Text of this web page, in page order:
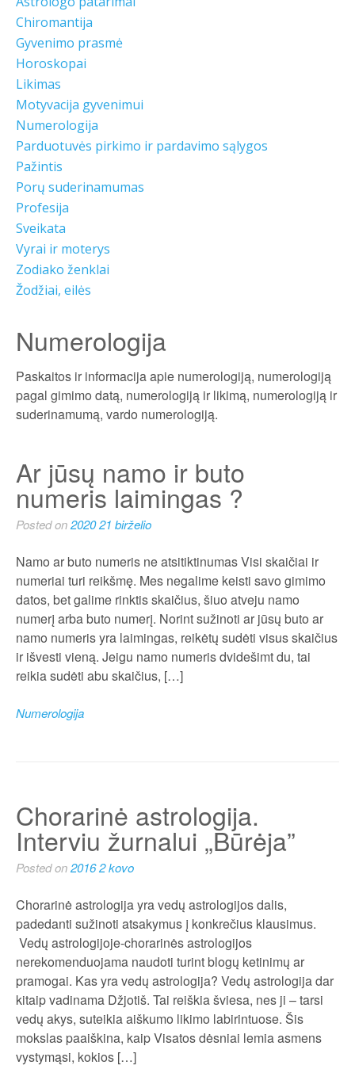
Chiromantija
Gyvenimo prasmė
Horoskopai
Likimas
Motyvacija gyvenimui
Numerologija
Parduotuvės pirkimo ir pardavimo sąlygos
Pažintis
Porų suderinamumas
Profesija
Sveikata
Vyrai ir moterys
Zodiako ženklai
Žodžiai, eilės
Numerologija
Paskaitos ir informacija apie numerologiją, numerologiją
pagal gimimo datą, numerologiją ir likimą, numerologiją ir
suderinamumą, vardo numerologiją.
Ar jūsų namo ir buto
numeris laimingas ?
Posted on2020 21 birželio
Namo ar buto numeris ne atsitiktinumas Visi skaičiai ir
numeriai turi reikšmę. Mes negalime keisti savo gimimo
datos, bet galime rinktis skaičius, šiuo atveju namo
numerį arba buto numerį. Norint sužinoti ar jūsų buto ar
namo numeris yra laimingas, reikėtų sudėti visus skaičius
ir išvesti vieną. Jeigu namo numeris dvidešimt du, tai
reikia sudėti abu skaičius, […]
Numerologija
Chorarinė astrologija.
Interviu žurnalui „Būrėja”
Posted on2016 2 kovo
Chorarinė astrologija yra vedų astrologijos dalis,
padedanti sužinoti atsakymus į konkrečius klausimus.
Vedų astrologijoje-chorarinės astrologijos
nerekomenduojama naudoti turint blogų ketinimų ar
pramogai. Kas yra vedų astrologija? Vedų astrologija dar
kitaip vadinama Džjotiš. Tai reiškia šviesa, nes ji – tarsi
vedų akys, suteikia aiškumo likimo labirintuose. Šis
mokslas paaiškina, kaip Visatos dėsniai lemia asmens
vystymąsi, kokios […]